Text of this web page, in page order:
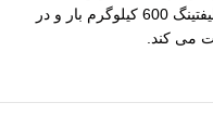
1200 بصورت تک رشته سیم بکسل قابلیت لیفتینگ 600 کیلوگرم بار و در